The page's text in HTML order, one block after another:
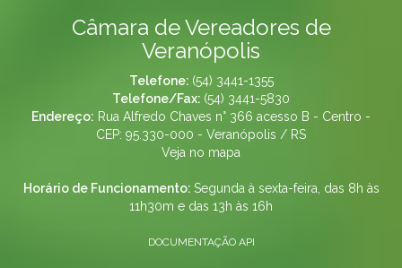
Câmara de Vereadores de
Veranópolis
Telefone: (54) 3441-1355
Telefone/Fax: (54) 3441-5830
Endereço: Rua Alfredo Chaves n° 366 acesso B - Centro -
CEP: 95.330-000 - Veranópolis / RS
Veja no mapa
Horário de Funcionamento: Segunda à sexta-feira, das 8h às
11h30m e das 13h às 16h
DOCUMENTAÇÃO API